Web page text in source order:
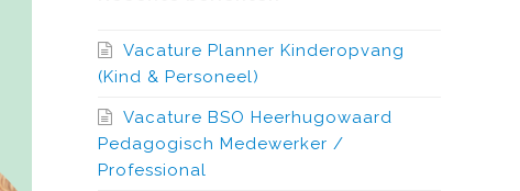
Vacature Planner Kinderopvang
(Kind & Personeel)
Vacature BSO Heerhugowaard
Pedagogisch Medewerker /
Professional